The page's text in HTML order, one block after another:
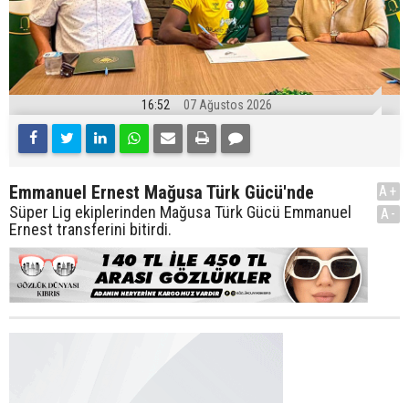
16:52 07 Ağustos 2026
Emmanuel Ernest Mağusa Türk Gücü'nde
Süper Lig ekiplerinden Mağusa Türk Gücü Emmanuel
Ernest transferini bitirdi.
A+
A-